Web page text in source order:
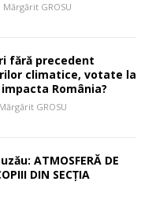
Mărgărit GROSU
fără precedent
climatice, votate la
România?
Mărgărit GROSU
ATMOSFERĂ DE
DIN SECŢIA